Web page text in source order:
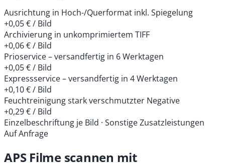
Ausrichtung in Hoch-/Querformat inkl. Spiegelung
+0,05 € / Bild
Archivierung in unkomprimiertem TIFF
+0,06 € / Bild
Prioservice – versandfertig in 6 Werktagen
+0,05 € / Bild
Expressservice – versandfertig in 4 Werktagen
+0,10 € / Bild
Feuchtreinigung stark verschmutzter Negative
+0,29 € / Bild
Einzelbeschriftung je Bild · Sonstige Zusatzleistungen
Auf Anfrage
APS Filme scannen mit